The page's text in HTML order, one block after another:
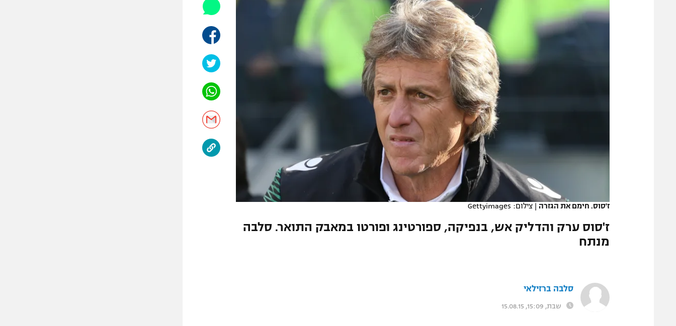
תקנון משתתפים וזוכים בפרסים
תקנון עבור פעילות אלקטרה
תקנון עבור פעילות ספורט 1 – "מרלן"
תקנון פעילות ספורט 1
רשיון להקרנה פומבית לבית עסק
הצטרפות לחבילת הערוצים
לוח דרושים – ג'ובנט
המגזין
הפועל תל אביב
הפועל חיפה
הפועל באר שבע
מכבי נתניה
בני יהודה
ליגה סינית
ליגה ברזילאית
ליגות נוספות
ז'סוס. חימם את הגזרה | צילום: Gettyimages
ז'סוס ערק והדליק אש, בנפיקה, ספורטינג ופורטו במאבק התואר. סלבה
מנתח
סלבה ברזילאי
שבת, 15:09, 15.08.15